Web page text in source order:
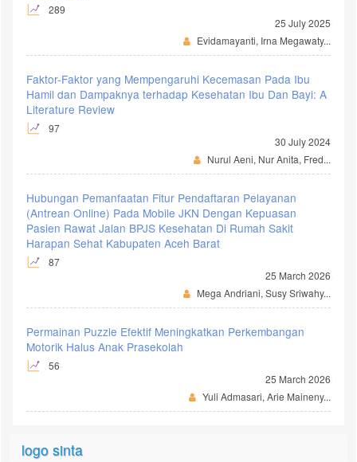
289
25 July 2025
Evidamayanti, Irna Megawaty...
Faktor-Faktor yang Mempengaruhi Kecemasan Pada Ibu
Hamil dan Dampaknya terhadap Kesehatan Ibu Dan Bayi: A
Literature Review
97
30 July 2024
Nurul Aeni, Nur Anita, Fred...
Hubungan Pemanfaatan Fitur Pendaftaran Pelayanan
(Antrean Online) Pada Mobile JKN Dengan Kepuasan
Pasien Rawat Jalan BPJS Kesehatan Di Rumah Sakit
Harapan Sehat Kabupaten Aceh Barat
87
25 March 2026
Mega Andriani, Susy Sriwahy...
Permainan Puzzle Efektif Meningkatkan Perkembangan
Motorik Halus Anak Prasekolah
56
25 March 2026
Yuli Admasari, Arie Maineny...
logo sinta